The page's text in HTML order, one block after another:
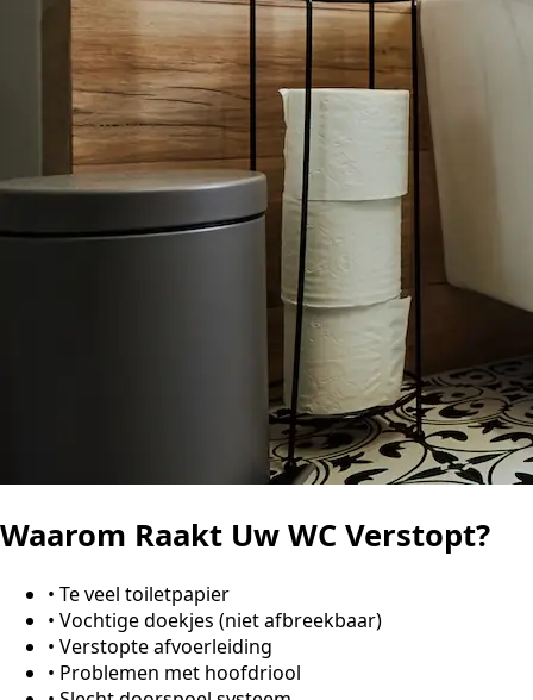
Waarom Raakt Uw WC Verstopt?
• Te veel toiletpapier
• Vochtige doekjes (niet afbreekbaar)
• Verstopte afvoerleiding
• Problemen met hoofdriool